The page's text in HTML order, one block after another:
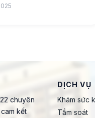
chuyên
kết
DỊCH VỤ
Khám sức
Tầm soát